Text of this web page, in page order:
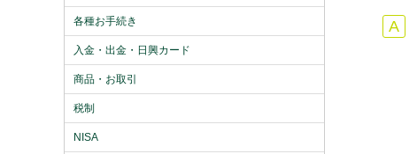
各種お手続き
入金・出金・日興カード
商品・お取引
税制
NISA